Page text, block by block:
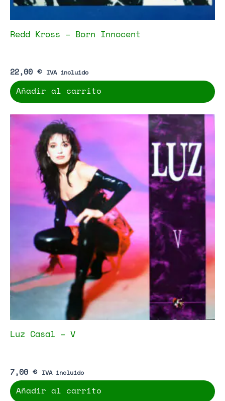
Redd Kross – Born Innocent
22,00 € IVA incluido
Añadir al carrito
Luz Casal – V
7,00 € IVA incluido
Añadir al carrito